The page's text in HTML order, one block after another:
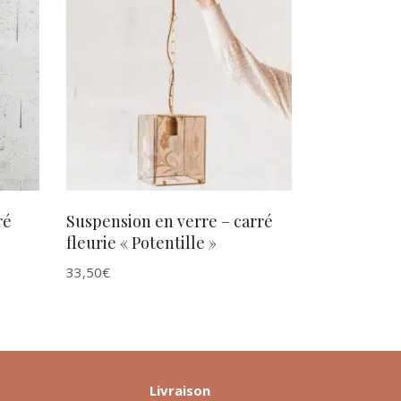
AJOUTER AU PANIER
Suspension en verre – carré
fleurie « Potentille »
33,50€
Livraison